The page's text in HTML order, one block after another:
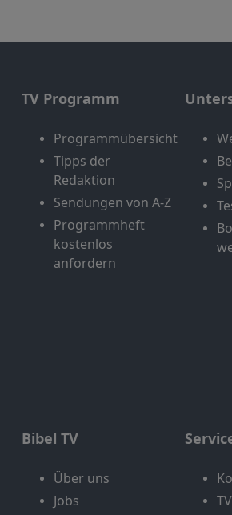
TV Programm
Programmübersicht
Tipps der
Redaktion
Sendungen von A-Z
Programmheft
kostenlos
anfordern
Bibel TV
Über uns
Jobs